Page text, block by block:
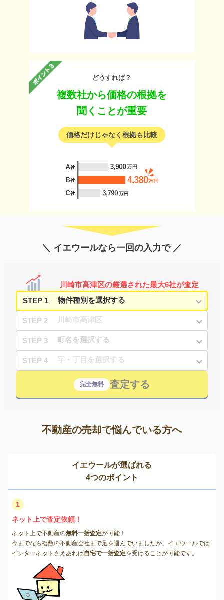
どうすれば？
複数社から価格の根拠を
聞くことが重要
価格だけじゃなく根拠も比較
＼ イエウールなら一回の入力で ／
川崎市高津区の厳選された最大6社が査定
STEP 1
STEP 2
STEP 3
STEP 4
完全無料 査定する
不動産の売却で悩んでいる方へ
イエウールが選ばれる
4つのポイント
1
ネット上で査定依頼！
ネット上で不動産の無料一括査定が可能！
今までなら複数の不動産会社まで足を運んでいましたが、イエウールでは
インターネットさえあれば自宅で一括査定を受けることが可能です。